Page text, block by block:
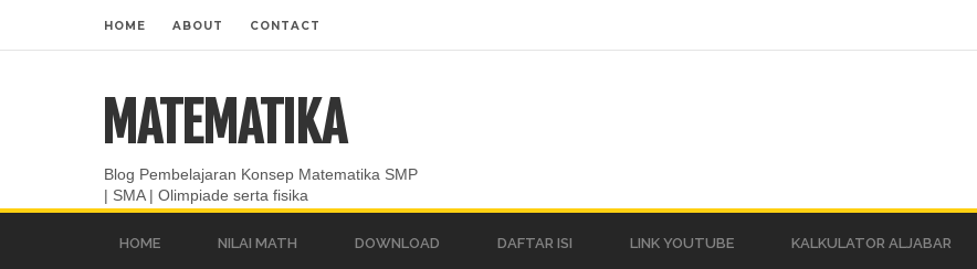
HOME ABOUT CONTACT
MATEMATIKA
Blog Pembelajaran Konsep Matematika SMP
| SMA | Olimpiade serta fisika
HOME NILAI MATH DOWNLOAD DAFTAR ISI LINK YOUTUBE KALKULATOR ALJABAR